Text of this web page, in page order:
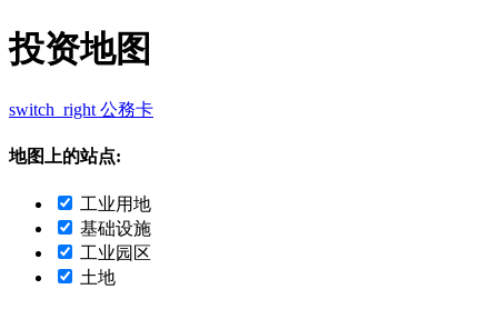
投资地图
switch_right 公務卡
地图上的站点:
工业用地
基础设施
工业园区
土地